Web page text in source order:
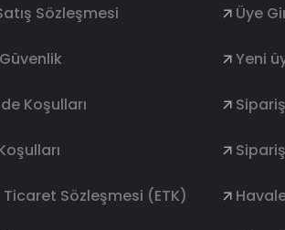
Sözleşmesi
Koşulları
Sözleşmesi (ETK)
Üye
Yeni